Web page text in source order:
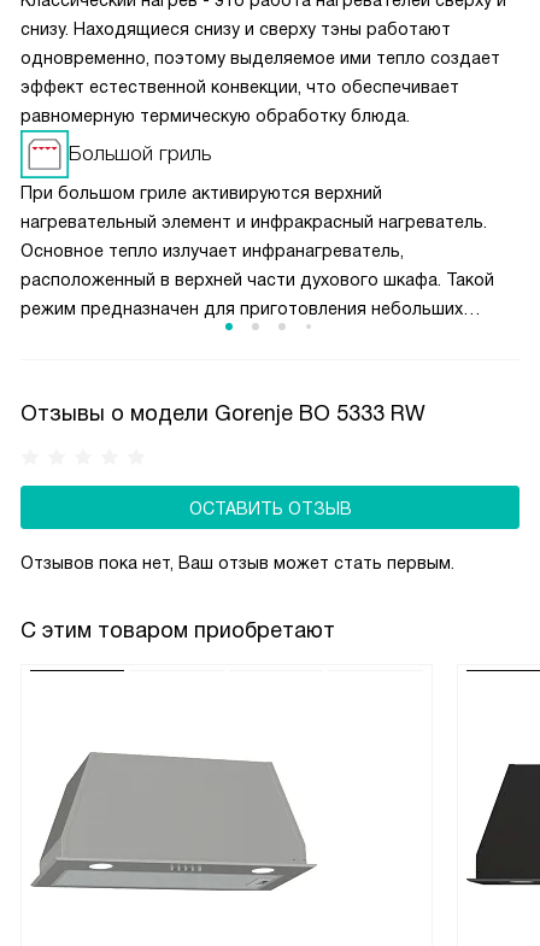
снизу. Находящиеся снизу и сверху тэны работают
одновременно, поэтому выделяемое ими тепло создает
эффект естественной конвекции, что обеспечивает
равномерную термическую обработку блюда.
Большой гриль
При большом гриле активируются верхний
нагревательный элемент и инфракрасный нагреватель.
Основное тепло излучает инфранагреватель,
расположенный в верхней части духового шкафа. Такой
режим предназначен для приготовления небольших
Отзывы о модели Gorenje BO 5333 RW
ОСТАВИТЬ ОТЗЫВ
Отзывов пока нет, Ваш отзыв может стать первым.
С этим товаром приобретают